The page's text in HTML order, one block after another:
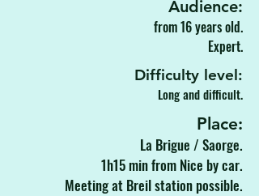
Audience:
from 16 years old.
Expert.
Difficulty level:
Long and difficult.
Place:
La Brigue / Saorge.
1h15 min from Nice by car.
Meeting at Breil station possible.